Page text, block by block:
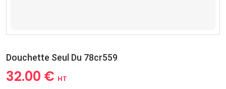
Douchette Seul Du 78cr559
32.00 € HT